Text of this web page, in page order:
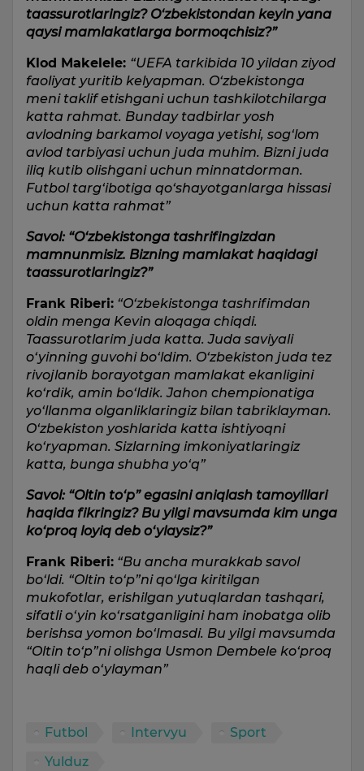
taassurotlaringiz? O‘zbekistondan keyin yana
qaysi mamlakatlarga bormoqchisiz?”
Klod Makelele: “UEFA tarkibida 10 yildan ziyod
faoliyat yuritib kelyapman. O‘zbekistonga
meni taklif etishgani uchun tashkilotchilarga
katta rahmat. Bunday tadbirlar yosh
avlodning barkamol voyaga yetishi, sog‘lom
avlod tarbiyasi uchun juda muhim. Bizni juda
iliq kutib olishgani uchun minnatdorman.
Futbol targ‘ibotiga qo‘shayotganlarga hissasi
uchun katta rahmat”
Savol: “O‘zbekistonga tashrifingizdan
mamnunmisiz. Bizning mamlakat haqidagi
taassurotlaringiz?”
Frank Riberi: “O‘zbekistonga tashrifimdan
oldin menga Kevin aloqaga chiqdi.
Taassurotlarim juda katta. Juda saviyali
o‘yinning guvohi bo‘ldim. O‘zbekiston juda tez
rivojlanib borayotgan mamlakat ekanligini
ko‘rdik, amin bo‘ldik. Jahon chempionatiga
yo‘llanma olganliklaringiz bilan tabriklayman.
O‘zbekiston yoshlarida katta ishtiyoqni
ko‘ryapman. Sizlarning imkoniyatlaringiz
katta, bunga shubha yo‘q”
Savol: “Oltin to‘p” egasini aniqlash tamoyillari
haqida fikringiz? Bu yilgi mavsumda kim unga
ko‘proq loyiq deb o‘ylaysiz?”
Frank Riberi: “Bu ancha murakkab savol
bo‘ldi. “Oltin to‘p”ni qo‘lga kiritilgan
mukofotlar, erishilgan yutuqlardan tashqari,
sifatli o‘yin ko‘rsatganligini ham inobatga olib
berishsa yomon bo‘lmasdi. Bu yilgi mavsumda
“Oltin to‘p”ni olishga Usmon Dembele ko‘proq
haqli deb o‘ylayman”
Futbol Intervyu
Sport
Yulduz